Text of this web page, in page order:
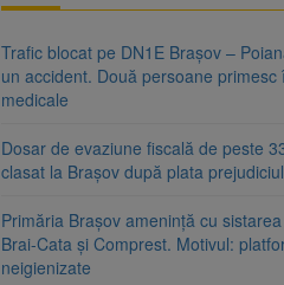
Trafic blocat pe DN1E Brașov –
un accident. Două persoane primesc
medicale
Dosar de evaziune fiscală de peste
clasat la Brașov după plata
Primăria Brașov amenință cu
Brai-Cata și Comprest. Motivul:
neigienizate